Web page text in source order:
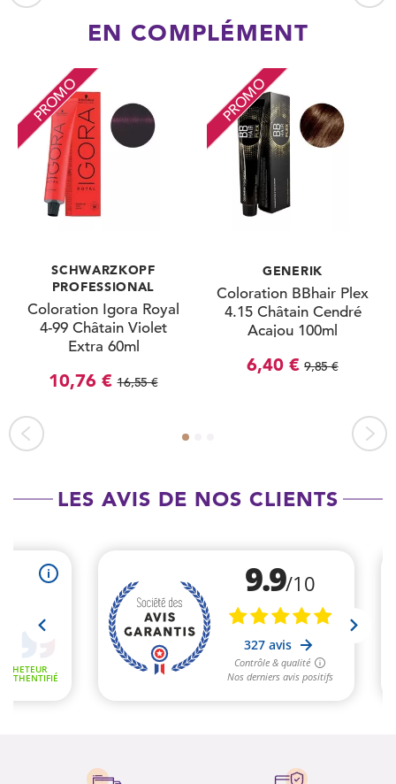
EN COMPLÉMENT
PROMO
SCHWARZKOPF
PROFESSIONAL
Coloration Igora Royal
4-99 Châtain Violet
Extra 60ml
10,76 € 16,55 €
PROMO
GENERIK
Coloration BBhair Plex
4.15 Châtain Cendré
Acajou 100ml
6,40 € 9,85 €
LES AVIS DE NOS CLIENTS